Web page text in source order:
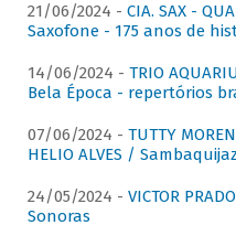
21/06/2024 - CIA. SAX -
Saxofone - 175 anos de
14/06/2024 - TRIO
Bela Época - repertórios
07/06/2024 - TUTTY
HELIO ALVES /
24/05/2024 - VICTOR
Sonoras